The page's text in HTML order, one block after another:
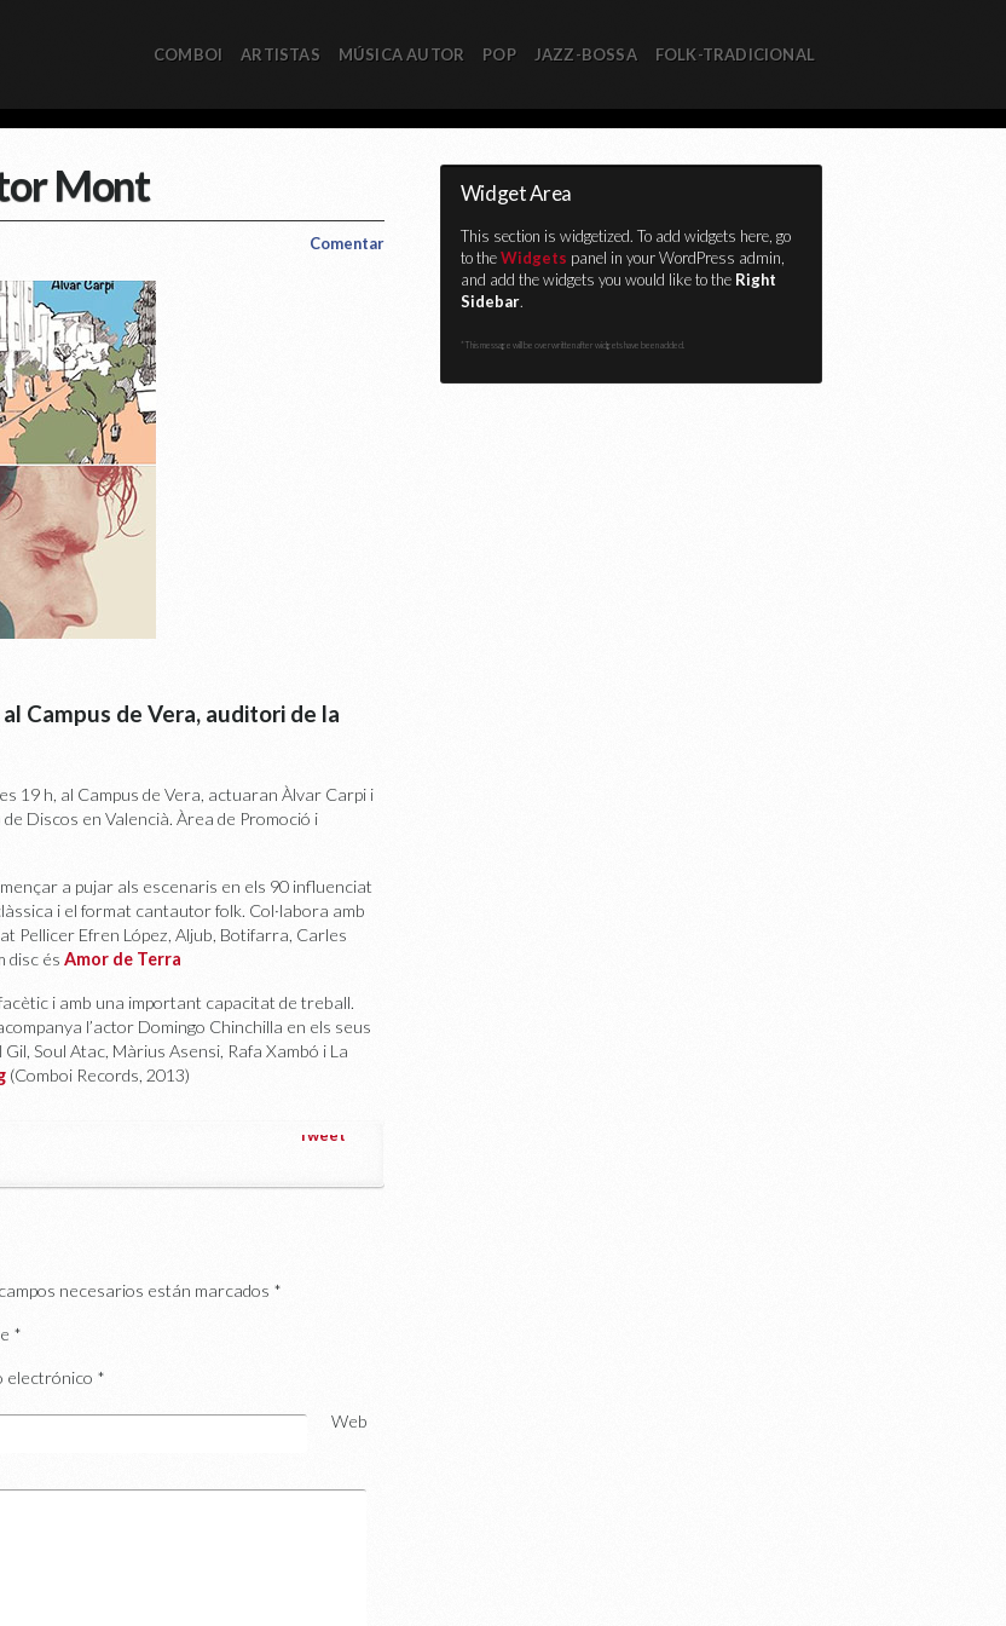
COMBOI ARTISTAS MÚSICA AUTOR POP JAZZ-BOSSA FOLK-TRADICIONAL
Mont
Comentar
Campus de Vera, auditori de la
19 h, al Campus de Vera, actuaran Àlvar Carpi i
Discos en Valencià. Àrea de Promoció i
a pujar als escenaris en els 90 influenciat
i el format cantautor folk. Col·labora amb
Pellicer Efren López, Aljub, Botifarra, Carles
disc és Amor de Terra
i amb una important capacitat de treball.
l’actor Domingo Chinchilla en els seus
Soul Atac, Màrius Asensi, Rafa Xambó i La
(Comboi Records, 2013)
Tweet
necesarios están marcados *
*
electrónico *
Web
Widget Area
This section is widgetized. To add widgets here, go
to theWidgets panel in your WordPress admin,
and add the widgets you would like to the Right
Sidebar.
*This message will be overwritten after widgets have been added.